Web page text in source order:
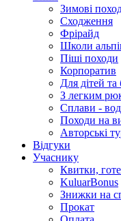
Зимові
Сходження
Фрірайд
Школи
Піші походи
Корпоратив
Для дітей та
З легким
Сплави -
Походи на
Авторські
Відгуки
Учаснику
Квитки,
KuluarBonus
Знижки на
Прокат